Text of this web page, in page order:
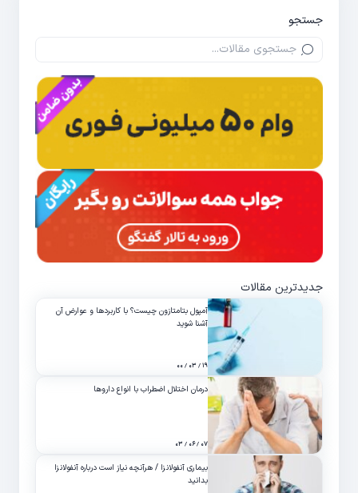
جستجو
جدیدترین مقالات
آمپول بتامتازون چیست؟ با کاربردها و عوارض آن
آشنا شوید
۱۹ / ۰۳ / ۰۰
درمان اختلال اضطراب با انواع داروها
۰۷ / ۰۶ / ۰۳
بیماری آنفولانزا / هرآنچه نیاز است درباره آنفولانزا
بدانید